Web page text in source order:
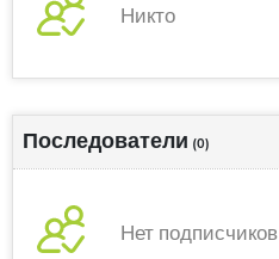
Никто
Последователи (0)
Нет подписчиков